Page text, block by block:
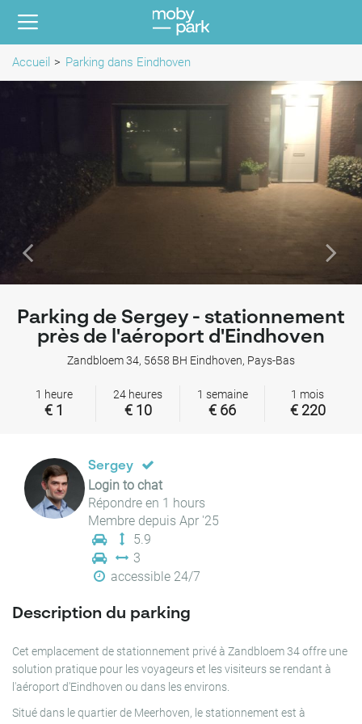
Accueil Parking dans Eindhoven
Parking de Sergey - stationnement
près de l'aéroport d'Eindhoven
Zandbloem 34, 5658 BH Eindhoven, Pays-Bas
1 heure
€ 1
24 heures
€ 10
1 semaine
€ 66
1 mois
€ 220
Sergey
Login to chat
Répondre en 1 hours
Membre depuis Apr '25
5.9
3
accessible 24/7
Description du parking
Cet emplacement de stationnement privé à Zandbloem 34 offre une
solution pratique pour les voyageurs et les visiteurs se rendant à
l'aéroport d'Eindhoven ou dans les environs.
Situé dans le quartier de Meerhoven, le stationnement est à